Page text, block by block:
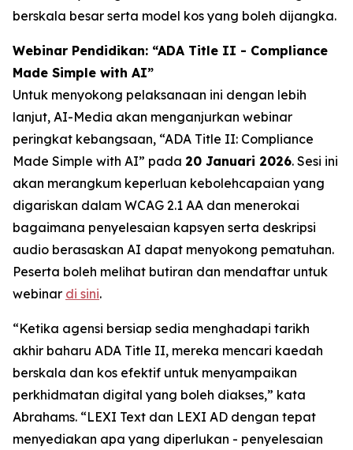
berskala besar serta model kos yang boleh dijangka.
Webinar Pendidikan: “ADA Title II - Compliance
Made Simple with AI”
Untuk menyokong pelaksanaan ini dengan lebih
lanjut, AI-Media akan menganjurkan webinar
peringkat kebangsaan, “ADA Title II: Compliance
Made Simple with AI” pada 20 Januari 2026. Sesi ini
akan merangkum keperluan kebolehcapaian yang
digariskan dalam WCAG 2.1 AA dan menerokai
bagaimana penyelesaian kapsyen serta deskripsi
audio berasaskan AI dapat menyokong pematuhan.
Peserta boleh melihat butiran dan mendaftar untuk
webinar di sini.
“Ketika agensi bersiap sedia menghadapi tarikh
akhir baharu ADA Title II, mereka mencari kaedah
berskala dan kos efektif untuk menyampaikan
perkhidmatan digital yang boleh diakses,” kata
Abrahams. “LEXI Text dan LEXI AD dengan tepat
menyediakan apa yang diperlukan - penyelesaian